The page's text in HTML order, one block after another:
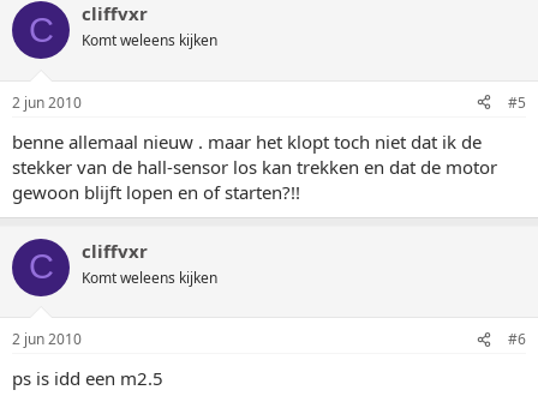
C cliffvxr
Komt weleens kijken
2 jun 2010 #5
benne allemaal nieuw . maar het klopt toch niet dat ik de
stekker van de hall-sensor los kan trekken en dat de motor
gewoon blijft lopen en of starten?!!
C cliffvxr
Komt weleens kijken
2 jun 2010 #6
ps is idd een m2.5